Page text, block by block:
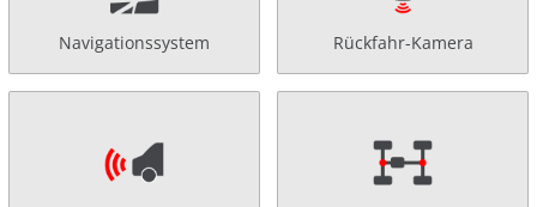
Navigationssystem Rückfahr-Kamera